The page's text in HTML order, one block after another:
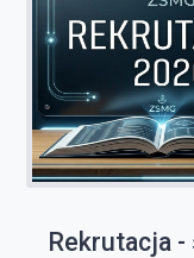
Rekrutacja -